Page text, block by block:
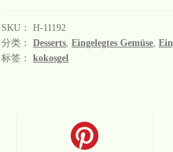
SKU：H-11192
分类：Desserts ,Eingelegtes Gemüse ,
标签：kokosgel